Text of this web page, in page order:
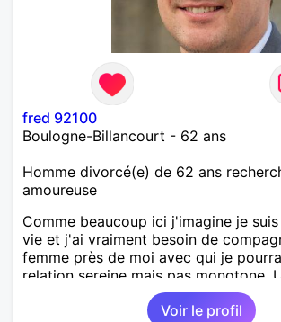
fred 92100
Boulogne-Billancourt - 62 ans
Homme divorcé(e) de 62 ans
amoureuse
Comme beaucoup ici j'imagine je
vie et j'ai vraiment besoin de
femme près de moi avec qui je
relation sereine mais pas monotone.
sincère et de confiance mutuelle. Je
de relations humaines entre autres.
Voir le profil